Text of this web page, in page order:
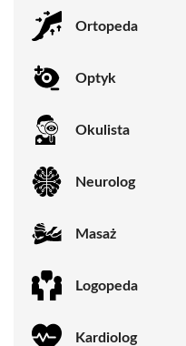
Ortopeda
Optyk
Okulista
Neurolog
Masaż
Logopeda
Kardiolog